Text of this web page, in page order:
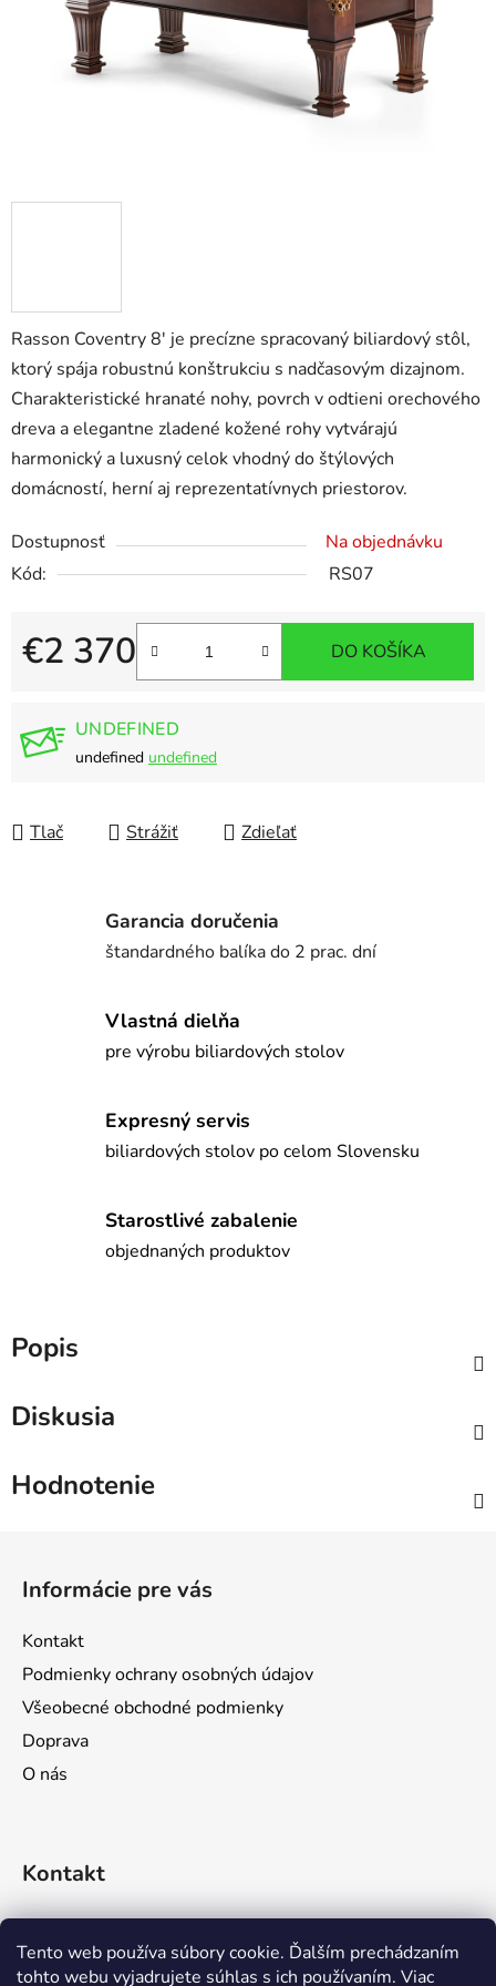
Tento web používa súbory cookie. Ďalším prechádzaním
tohto webu vyjadrujete súhlas s ich používaním. Viac
Rasson Coventry 8' je precízne spracovaný biliardový stôl,
ktorý spája robustnú konštrukciu s nadčasovým dizajnom.
Charakteristické hranaté nohy, povrch v odtieni orechového
dreva a elegantne zladené kožené rohy vytvárajú
harmonický a luxusný celok vhodný do štýlových
domácností, herní aj reprezentatívnych priestorov.
Dostupnosť
Na objednávku
Kód:
RS07
€2 370
Jednotková cena:
DO KOŠÍKA
UNDEFINED
undefined undefined
Tlač Strážiť Zdieľať
Garancia doručenia
štandardného balíka do 2 prac. dní
Vlastná dielňa
pre výrobu biliardových stolov
Expresný servis
biliardových stolov po celom Slovensku
Starostlivé zabalenie
objednaných produktov
Popis
Diskusia
Hodnotenie
Informácie pre vás
Kontakt
Podmienky ochrany osobných údajov
Všeobecné obchodné podmienky
Doprava
O nás
Kontakt